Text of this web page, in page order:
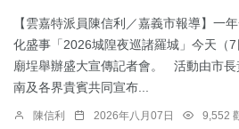
【雲嘉特派員陳信利／嘉義市報導】一
化盛事「2026城隍夜巡諸羅城」今天（
廟埕舉辦盛大宣傳記者會。 活動由市
南及各界貴賓共同宣布...
陳信利 2026年八月07日 9,552